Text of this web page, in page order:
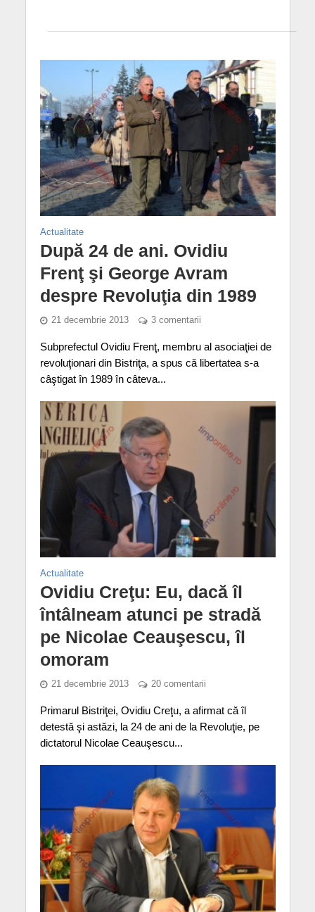
Actualitate
După 24 de ani. Ovidiu
Frenţ şi George Avram
despre Revoluţia din 1989
21 decembrie 2013 3 comentarii
Subprefectul Ovidiu Frenţ, membru al asociaţiei de
revoluţionari din Bistriţa, a spus că libertatea s-a
câştigat în 1989 în câteva...
Actualitate
Ovidiu Creţu: Eu, dacă îl
întâlneam atunci pe stradă
pe Nicolae Ceauşescu, îl
omoram
21 decembrie 2013 20 comentarii
Primarul Bistriţei, Ovidiu Creţu, a afirmat că îl
detestă şi astăzi, la 24 de ani de la Revoluţie, pe
dictatorul Nicolae Ceauşescu...